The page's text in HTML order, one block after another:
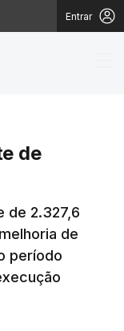
Entrar
de
de 2.327,6
de
período